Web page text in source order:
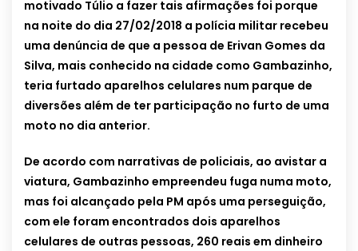
motivado Túlio a fazer tais afirmações foi porque
na noite do dia 27/02/2018 a polícia militar recebeu
uma denúncia de que a pessoa de Erivan Gomes da
Silva, mais conhecido na cidade como Gambazinho,
teria furtado aparelhos celulares num parque de
diversões além de ter participação no furto de uma
moto no dia anterior.
De acordo com narrativas de policiais, ao avistar a
viatura, Gambazinho empreendeu fuga numa moto,
mas foi alcançado pela PM após uma perseguição,
com ele foram encontrados dois aparelhos
celulares de outras pessoas, 260 reais em dinheiro